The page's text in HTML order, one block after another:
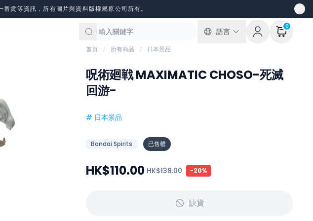
賞等資訊，所有圖片與資料版權屬原公司所有。
語言
0
首頁 所有商品 日本景品
呪術廻戦 MAXIMATIC CHOSO-死滅
回游-
# 日本景品
Bandai Spirits 已售罄
HK$110.00 HK$138.00 -20%
缺貨